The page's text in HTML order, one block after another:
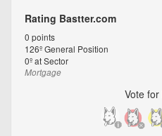
Rating Bastter.com
0 points
126ºGeneral Position
0ºat Sector
Mortgage
Vote for